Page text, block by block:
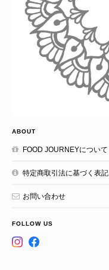
ABOUT
FOOD JOURNEYについて
特定商取引法に基づく表記
お問い合わせ
FOLLOW US